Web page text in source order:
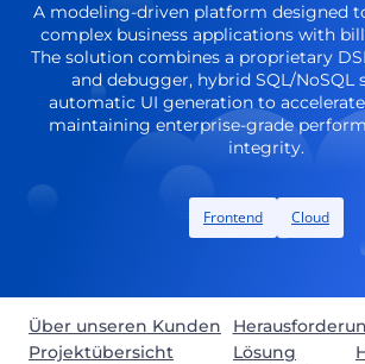
A modeling-driven platform designed
complex business applications with
The solution combines a proprietary
and debugger, hybrid SQL/NoSQL
automatic UI generation to
maintaining enterprise-grade
integrity.
Frontend Cloud
Über unseren Kunden
Projektübersicht
Lösung